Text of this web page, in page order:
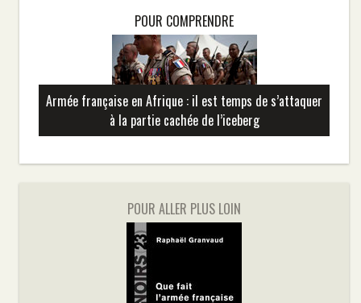
POUR COMPRENDRE
Armée française en Afrique : il est temps de s’attaquer
à la partie cachée de l’iceberg
POUR ALLER PLUS LOIN